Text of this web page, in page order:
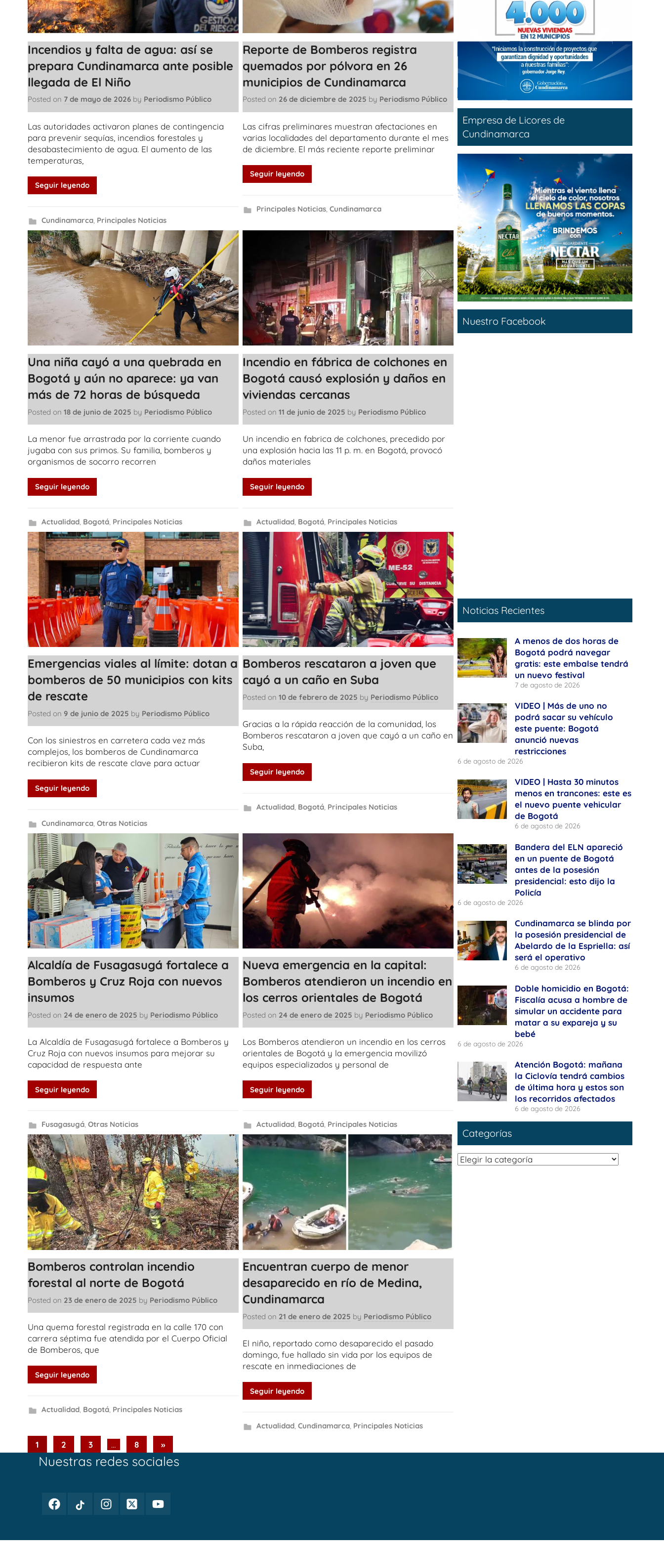
Incendios y falta de agua: así se
prepara Cundinamarca ante posible
llegada de El Niño
Posted on 7 de mayo de 2026 by Periodismo Público
Las autoridades activaron planes de contingencia
para prevenir sequías, incendios forestales y
desabastecimiento de agua. El aumento de las
temperaturas,
Seguir leyendo
Cundinamarca, Principales Noticias
Reporte de Bomberos registra
quemados por pólvora en 26
municipios de Cundinamarca
Posted on 26 de diciembre de 2025 by Periodismo Público
Las cifras preliminares muestran afectaciones en
varias localidades del departamento durante el mes
de diciembre. El más reciente reporte preliminar
Seguir leyendo
Principales Noticias, Cundinamarca
Una niña cayó a una quebrada en
Bogotá y aún no aparece: ya van
más de 72 horas de búsqueda
Posted on 18 de junio de 2025 by Periodismo Público
La menor fue arrastrada por la corriente cuando
jugaba con sus primos. Su familia, bomberos y
organismos de socorro recorren
Seguir leyendo
Actualidad, Bogotá, Principales Noticias
Incendio en fábrica de colchones en
Bogotá causó explosión y daños en
viviendas cercanas
Posted on11 de junio de 2025 by Periodismo Público
Un incendio en fabrica de colchones, precedido por
una explosión hacia las 11 p. m. en Bogotá, provocó
daños materiales
Seguir leyendo
Actualidad, Bogotá, Principales Noticias
Emergencias viales al límite: dotan a
bomberos de 50 municipios con kits
de rescate
Posted on 9 de junio de 2025 by Periodismo Público
Con los siniestros en carretera cada vez más
complejos, los bomberos de Cundinamarca
recibieron kits de rescate clave para actuar
Seguir leyendo
Cundinamarca, Otras Noticias
Bomberos rescataron a joven que
cayó a un caño en Suba
Posted on10 de febrero de 2025 by Periodismo Público
Gracias a la rápida reacción de la comunidad, los
Bomberos rescataron a joven que cayó a un caño en
Suba,
Seguir leyendo
Actualidad, Bogotá, Principales Noticias
Alcaldía de Fusagasugá fortalece a
Bomberos y Cruz Roja con nuevos
insumos
Posted on 24 de enero de 2025 by Periodismo Público
La Alcaldía de Fusagasugá fortalece a Bomberos y
Cruz Roja con nuevos insumos para mejorar su
capacidad de respuesta ante
Seguir leyendo
Fusagasugá, Otras Noticias
Nueva emergencia en la capital:
Bomberos atendieron un incendio en
los cerros orientales de Bogotá
Posted on 24 de enero de 2025 by Periodismo Público
Los Bomberos atendieron un incendio en los cerros
orientales de Bogotá y la emergencia movilizó
equipos especializados y personal de
Seguir leyendo
Actualidad, Bogotá, Principales Noticias
Bomberos controlan incendio
forestal al norte de Bogotá
Posted on 23 de enero de 2025 by Periodismo Público
Una quema forestal registrada en la calle 170 con
carrera séptima fue atendida por el Cuerpo Oficial
de Bomberos, que
Seguir leyendo
Actualidad, Bogotá, Principales Noticias
Encuentran cuerpo de menor
desaparecido en río de Medina,
Cundinamarca
Posted on 21 de enero de 2025 by Periodismo Público
El niño, reportado como desaparecido el pasado
domingo, fue hallado sin vida por los equipos de
rescate en inmediaciones de
Seguir leyendo
Actualidad, Cundinamarca, Principales Noticias
Paginación
de
1 2 3 … 8
Next
Posts
»
Empresa de Licores de
Cundinamarca
Nuestro Facebook
Noticias Recientes
A menos de dos horas de
Bogotá podrá navegar
gratis: este embalse tendrá
un nuevo festival
7 de agosto de 2026
VIDEO | Más de uno no
podrá sacar su vehículo
este puente: Bogotá
anunció nuevas
restricciones
6 de agosto de 2026
VIDEO | Hasta 30 minutos
menos en trancones: este es
el nuevo puente vehicular
de Bogotá
6 de agosto de 2026
Bandera del ELN apareció
en un puente de Bogotá
antes de la posesión
presidencial: esto dijo la
Policía
6 de agosto de 2026
Cundinamarca se blinda por
la posesión presidencial de
Abelardo de la Espriella: así
será el operativo
6 de agosto de 2026
Doble homicidio en Bogotá:
Fiscalía acusa a hombre de
simular un accidente para
matar a su expareja y su
bebé
6 de agosto de 2026
Atención Bogotá: mañana
la Ciclovía tendrá cambios
de última hora y estos son
los recorridos afectados
6 de agosto de 2026
Categorías
Categorías
Nuestras redes sociales
Facebook
Periodismo
TikTok
Periodismo
InstagramTwitterYoutube